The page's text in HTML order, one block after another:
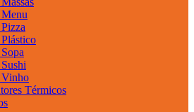
Vinho
Térmicos